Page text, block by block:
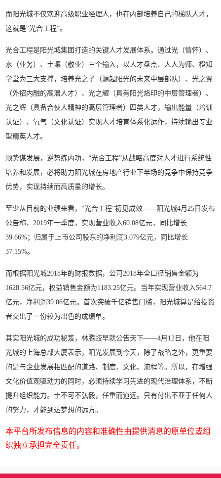
而阳光城不仅欢迎高级职业经理人，也在内部培养自己的梯队人才，
这就是“光合工程”。
光合工程是阳光城集团打造的关键人才发展体系。通过光（情怀）、
水（业务）、土壤（敬业）三个输入，以人才盘点、人人为师、橙知
学堂为三大支撑，培养光之子（源起阳光的未来中层部队）、光之翼
（外招内融的高潜人才）、光之耀（具有阳光烙印的中层管理者）、
光之辉（具备合伙人精神的高层管理者）四类人才，输出能量（培训
认证）、氧气（文化认证）实现人才培育体系化运作，持续输出专业
型精英人才。
顺势谋发展，逆势练内功，“光合工程”从战略高度对人才进行系统性
培养和发展，必将助力阳光城在房地产行业下半场的竞争中保持竞争
优势，实现持续而高质量的增长。
至少从目前的业绩来看，“光合工程”初见成效——阳光城4月25日发布
公告称，2019年一季度，实现营业收入60.08亿元，同比增长
39.66%；归属于上市公司股东的净利润3.079亿元，同比增长
37.15%。
而根据阳光城2018年的财报数据，公司2018年全口径销售金额为
1628.56亿元，权益销售金额为1183.25亿元。当年实现营业收入564.7
亿元，净利润39.06亿元。首次突破千亿销售门槛，阳光城算是给投资
者交出了一份较为出色的成绩单。
其实阳光城的成功秘笈，林腾蛟早就公告天下——4月12日，他在阳
光城的上海总部大厦表示，阳光发展到今天，除了战略之外，更重要
的是与企业发展相匹配的道路、制度、文化、流程等。所以，在增强
文化价值观驱动力的同时，必须持续学习先进的现代治理体系，不断
提升组织能力。士不可不弘毅，任重而道远。只有付出不亚于任何人
的努力，才能到达梦想的远方。
本平台所发布信息的内容和准确性由提供消息的原单位或组
织独立承担完全责任。